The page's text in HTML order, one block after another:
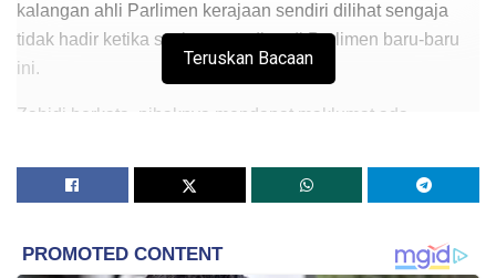
kalangan ahli Parlimen kerajaan sendiri dilihat sengaja
tidak hadir ketika sesi pengundian di Parlimen baru-baru
ini.
Zahidi berkata, pihaknya mendapat maklumat ada
sengaja tidak hadir ketika sesi pengundian usul lanjutan
tempoh kuat kuasa Subseksyen 4(5) Akta Kesalahan
Parlimen sekali gus menyebabkan usul kerajaan itu tewas.
Teruskan Bacaan